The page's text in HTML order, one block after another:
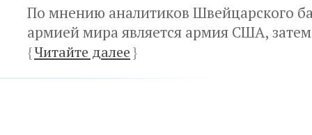
По мнению аналитиков Швейцарского
армией мира является армия США,
{Читайте далее}